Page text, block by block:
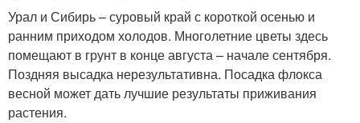
Урал и Сибирь – суровый край с короткой осенью и
ранним приходом холодов. Многолетние цветы здесь
помещают в грунт в конце августа – начале сентября.
Поздняя высадка нерезультативна. Посадка флокса
весной может дать лучшие результаты приживания
растения.